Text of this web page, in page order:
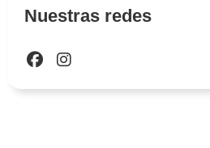
Nuestras redes